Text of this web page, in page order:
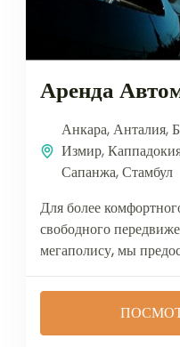
Аренда
Анкара,Анталия,
Измир,
Сапанжа,Стамбул
Для более
свободного
мегаполису, мы
аренду автомобилей
бизнес, люкс, ултьра
услугой водителя, по
желанию. Это...